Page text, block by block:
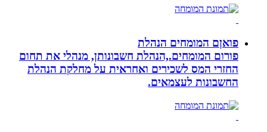
פואןם המומחים הנהלת
פורום המומחים.,הנהלת חשבונותן, מנהלי את תחום
החזרי המס לשכירים ואחראית על מחלקת הנהלת
החשבונות לעצמאים.